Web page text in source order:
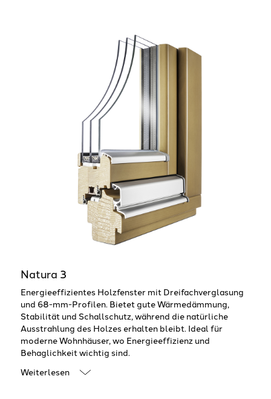
Natura 3
Energieeffizientes Holzfenster mit Dreifachverglasung
und 68-mm-Profilen. Bietet gute Wärmedämmung,
Stabilität und Schallschutz, während die natürliche
Ausstrahlung des Holzes erhalten bleibt. Ideal für
moderne Wohnhäuser, wo Energieeffizienz und
Behaglichkeit wichtig sind.
Weiterlesen